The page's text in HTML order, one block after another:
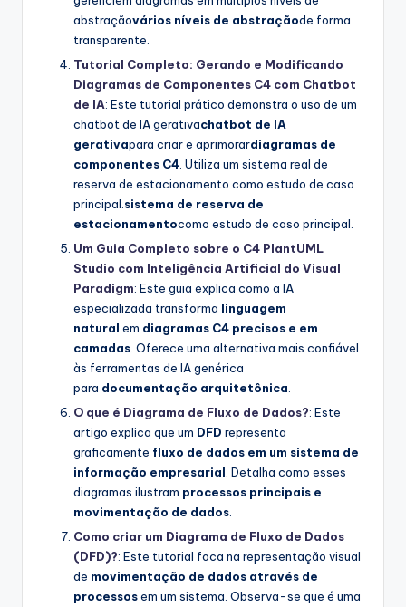
abstraçãovários níveis de abstraçãode forma
transparente.
Tutorial Completo: Gerando e Modificando
Diagramas de Componentes C4 com Chatbot
de IA: Este tutorial prático demonstra o uso de um
chatbot de IA gerativachatbot de IA
gerativapara criar e aprimorardiagramas de
componentes C4 . Utiliza um sistema real de
reserva de estacionamento como estudo de caso
principal. sistema de reserva de
estacionamentocomo estudo de caso principal.
Um Guia Completo sobre o C4 PlantUML
Studio com Inteligência Artificial do Visual
Paradigm: Este guia explica como a IA
especializada transforma linguagem
natural em diagramas C4 precisos e em
camadas . Oferece uma alternativa mais confiável
às ferramentas de IA genérica
para documentação arquitetônica
O que é Diagrama de Fluxo de Dados?: Este
artigo explica que um DFD representa
graficamente fluxo de dados em um sistema de
informação empresarial . Detalha como esses
diagramas ilustram processos principais e
movimentação de dados
Como criar um Diagrama de Fluxo de Dados
(DFD)?: Este tutorial foca na representação visual
de movimentação de dados através de
processosem um sistema. Observa-se que é uma